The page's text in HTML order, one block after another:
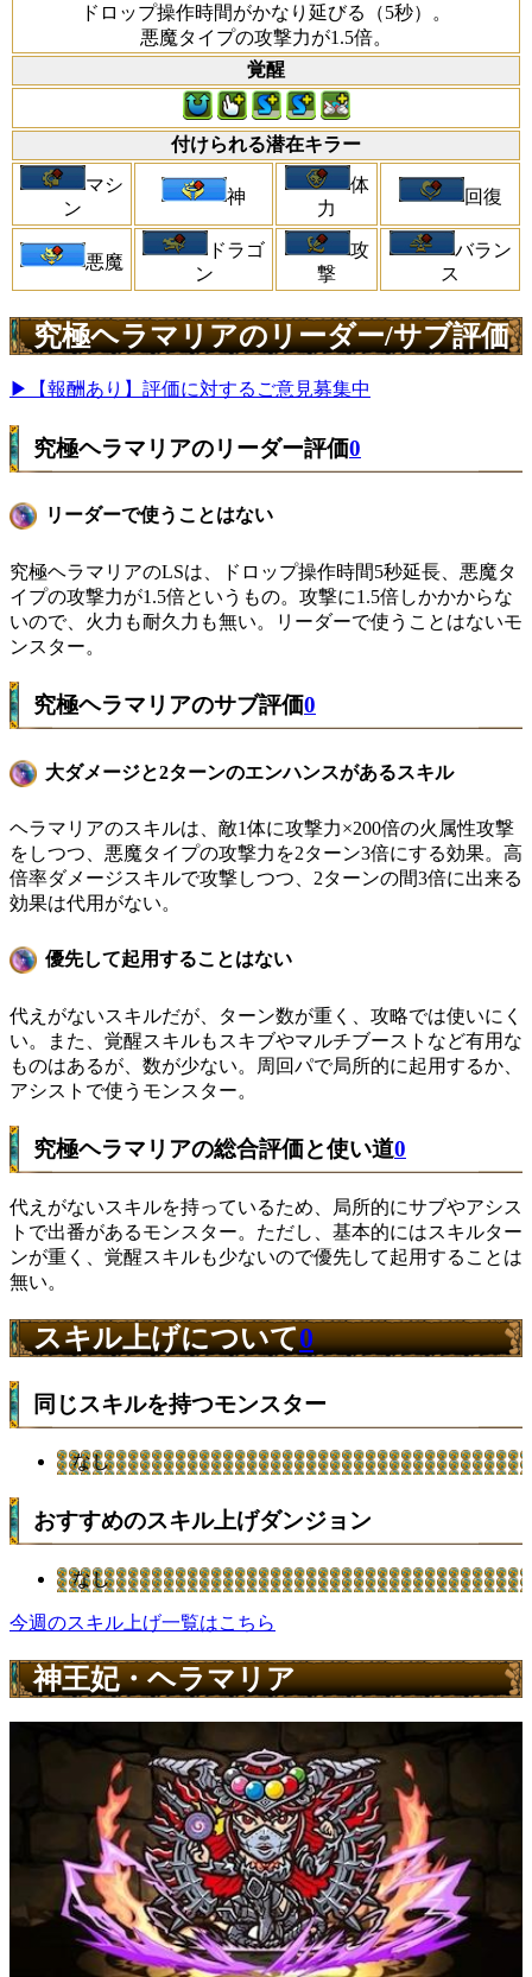
ドロップ操作時間がかなり延びる（5秒）。
悪魔タイプの攻撃力が1.5倍。
覚醒
付けられる潜在キラー
マシ
ン
神
体
力
回復
悪魔
ドラゴ
ン
攻
撃
バラン
ス
究極ヘラマリアのリーダー/サブ評価
▶【報酬あり】評価に対するご意見募集中
究極ヘラマリアのリーダー評価0
リーダーで使うことはない
究極ヘラマリアのLSは、ドロップ操作時間5秒延長、悪魔タ
イプの攻撃力が1.5倍というもの。攻撃に1.5倍しかかからな
いので、火力も耐久力も無い。リーダーで使うことはないモ
ンスター。
究極ヘラマリアのサブ評価0
大ダメージと2ターンのエンハンスがあるスキル
ヘラマリアのスキルは、敵1体に攻撃力×200倍の火属性攻撃
をしつつ、悪魔タイプの攻撃力を2ターン3倍にする効果。高
倍率ダメージスキルで攻撃しつつ、2ターンの間3倍に出来る
効果は代用がない。
優先して起用することはない
代えがないスキルだが、ターン数が重く、攻略では使いにく
い。また、覚醒スキルもスキブやマルチブーストなど有用な
ものはあるが、数が少ない。周回パで局所的に起用するか、
アシストで使うモンスター。
究極ヘラマリアの総合評価と使い道0
代えがないスキルを持っているため、局所的にサブやアシス
トで出番があるモンスター。ただし、基本的にはスキルター
ンが重く、覚醒スキルも少ないので優先して起用することは
無い。
スキル上げについて0
同じスキルを持つモンスター
なし
おすすめのスキル上げダンジョン
なし
今週のスキル上げ一覧はこちら
神王妃・ヘラマリア